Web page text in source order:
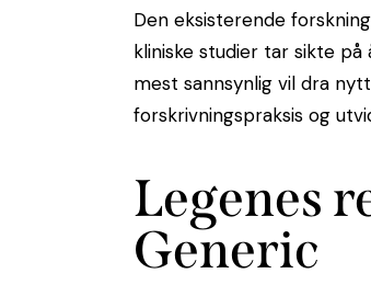
Den eksisterende
kliniske studier tar sikte
mest sannsynlig vil dra
forskrivningspraksis og
Legenes
Generic